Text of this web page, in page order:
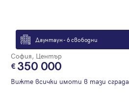
Даунтаун - 6 свободни
София, Център
350 000
Вижте всички имоти в тази сграда